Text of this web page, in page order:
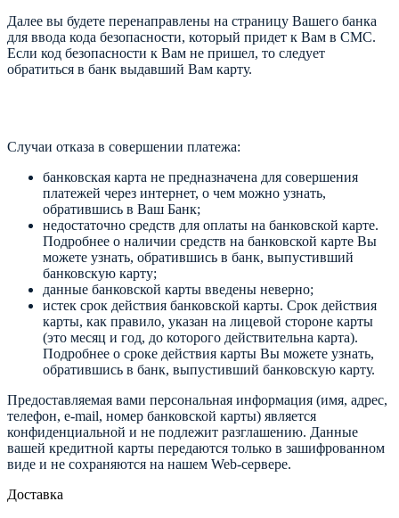
Далее вы будете перенаправлены на страницу Вашего банка
для ввода кода безопасности, который придет к Вам в СМС.
Если код безопасности к Вам не пришел, то следует
обратиться в банк выдавший Вам карту.
Случаи отказа в совершении платежа:
банковская карта не предназначена для совершения
платежей через интернет, о чем можно узнать,
обратившись в Ваш Банк;
недостаточно средств для оплаты на банковской карте.
Подробнее о наличии средств на банковской карте Вы
можете узнать, обратившись в банк, выпустивший
банковскую карту;
данные банковской карты введены неверно;
истек срок действия банковской карты. Срок действия
карты, как правило, указан на лицевой стороне карты
(это месяц и год, до которого действительна карта).
Подробнее о сроке действия карты Вы можете узнать,
обратившись в банк, выпустивший банковскую карту.
Предоставляемая вами персональная информация (имя, адрес,
телефон, e-mail, номер банковской карты) является
конфиденциальной и не подлежит разглашению. Данные
вашей кредитной карты передаются только в зашифрованном
виде и не сохраняются на нашем Web-сервере.
Доставка